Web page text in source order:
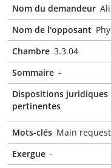
Nom du demandeur
Nom de l'opposant
Chambre 3.3.04
Sommaire -
Dispositions juridiques
pertinentes
Mots-clés Main
Exergue -